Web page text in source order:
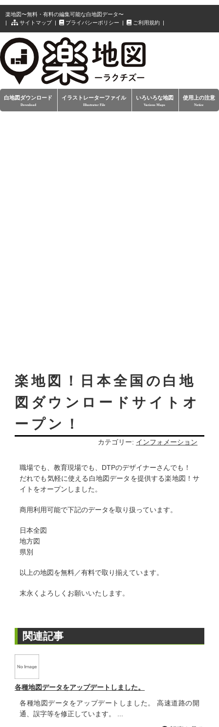
楽地図〜無料・有料の編集可能な白地図データ〜
|
サイトマップ| プライバシーポリシー | ご利用規約 |
白地図ダウンロード
Download
イラストレーターファイル
Illustrator File
いろいろな地図
Various Maps
使用上の注意
Notice
楽地図！日本全国の白地
図ダウンロードサイトオ
ープン！
カテゴリー: インフォメーション
職場でも、教育現場でも、DTPのデザイナーさんでも！
だれでも気軽に使える白地図データを提供する楽地図！サ
イトをオープンしました。
商用利用可能で下記のデータを取り扱っています。
日本全図
地方図
県別
以上の地図を無料／有料で取り揃えています。
末永くよろしくお願いいたします。
関連記事
各種地図データをアップデートしました。
各種地図データをアップデートしました。 高速道路の開
通、誤字等を修正しています。 ...